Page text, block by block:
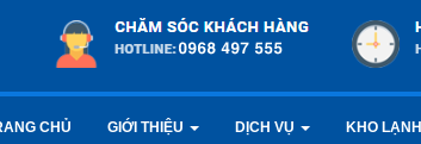
CHỦ GIỚI THIỆU DỊCH VỤ KHO LẠNH